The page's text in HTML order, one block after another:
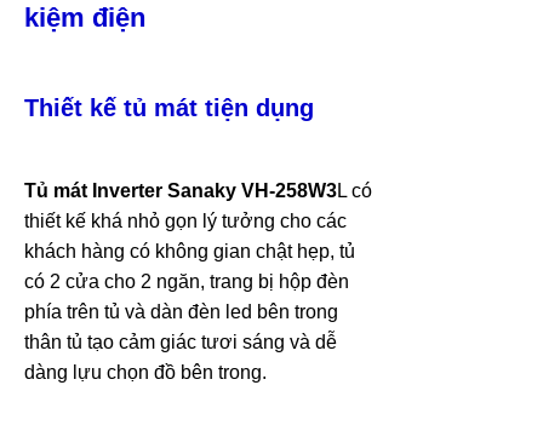
kiệm điện
Thiết kế tủ mát tiện dụng
Tủ mát Inverter Sanaky VH-258W3L có
thiết kế khá nhỏ gọn lý tưởng cho các
khách hàng có không gian chật hẹp, tủ
có 2 cửa cho 2 ngăn, trang bị hộp đèn
phía trên tủ và dàn đèn led bên trong
thân tủ tạo cảm giác tươi sáng và dễ
dàng lựu chọn đồ bên trong.